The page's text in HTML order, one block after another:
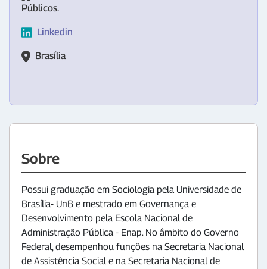
Públicos.
Linkedin
Brasília
Sobre
Possui graduação em Sociologia pela Universidade de
Brasília- UnB e mestrado em Governança e
Desenvolvimento pela Escola Nacional de
Administração Pública - Enap. No âmbito do Governo
Federal, desempenhou funções na Secretaria Nacional
de Assistência Social e na Secretaria Nacional de